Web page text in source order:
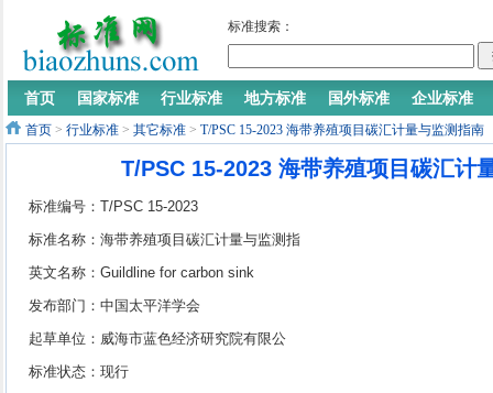
标准搜索：
首页 国家标准 行业标准 地方标准 国外标准 企业标准
首页 > 行业标准 > 其它标准 > T/PSC 15-2023 海带养殖项目碳汇计量与监测指南
T/PSC 15-2023 海带养殖项目碳汇计
标准编号：T/PSC 15-2023
标准名称：海带养殖项目碳汇计量与监测指
南
英文名称：Guildline for carbon sink
accounting and monitoring of kelp culture
project
发布部门：中国太平洋学会
起草单位：威海市蓝色经济研究院有限公
司、中国水产科学研究院黄海水产研究所、
标准状态：现行